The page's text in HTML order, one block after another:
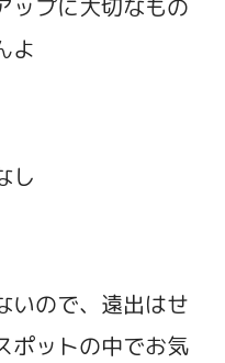
ップに大切なもの
よ
し
いので、遠出はせ
ポットの中でお気